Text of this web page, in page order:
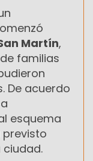
Martín,
familias
De acuerdo
esquema